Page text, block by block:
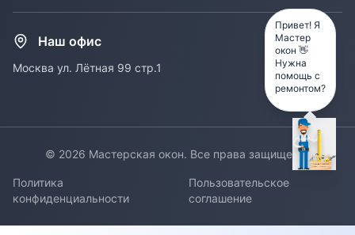
Наш офис
Москва ул. Лётная 99 стр.1
© 2026 Мастерская окон. Все права защищены.
Политика
конфиденциальности
Пользовательское
соглашение
Привет! Я
Мастер
окон 👋
Нужна
помощь с
ремонтом?